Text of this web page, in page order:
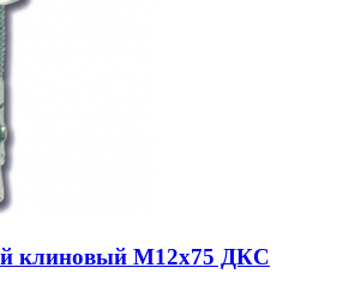
клиновый М12х75 ДКС